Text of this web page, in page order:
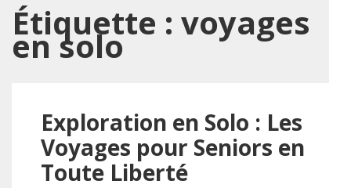
Étiquette : voyages
en solo
Exploration en Solo : Les
Voyages pour Seniors en
Toute Liberté